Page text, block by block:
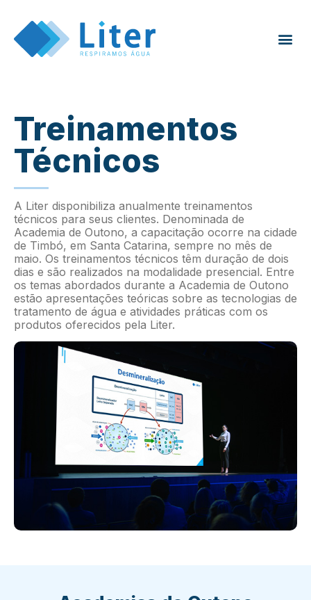
Treinamentos
Técnicos
A Liter disponibiliza anualmente treinamentos
técnicos para seus clientes. Denominada de
Academia de Outono, a capacitação ocorre na cidade
de Timbó, em Santa Catarina, sempre no mês de
maio. Os treinamentos técnicos têm duração de dois
dias e são realizados na modalidade presencial. Entre
os temas abordados durante a Academia de Outono
estão apresentações teóricas sobre as tecnologias de
tratamento de água e atividades práticas com os
produtos oferecidos pela Liter.